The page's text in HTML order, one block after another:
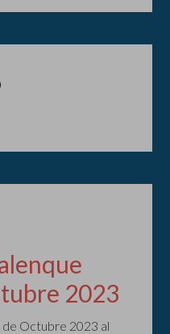
2023
de Octubre 2023 al